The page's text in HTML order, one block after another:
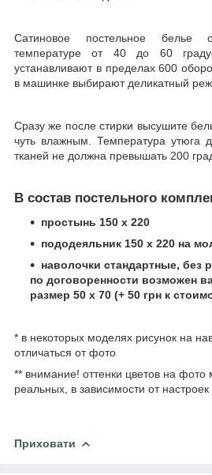
Сатиновое постельное белье
температуре от 40 до 60
устанавливают в пределах 600
в машинке выбирают деликатный
Сразу же после стирки высушите
чуть влажным. Температура утюга
тканей не должна превышать 200
В состав постельного
простынь 150 х 220
пододеяльник 150 х 220 на
наволочки стандартные, без
по договоренности возможен
размер 50 х 70 (+ 50 грн к
* в некоторых моделях рисунок на
отличаться от фото
** внимание! оттенки цветов на фото
реальных, в зависимости от
Приховати